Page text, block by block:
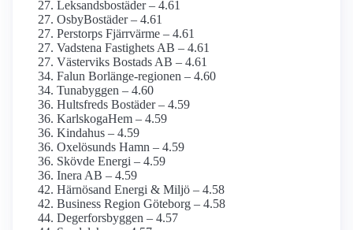
Leksandsbostäder – 4.61
OsbyBostäder – 4.61
Perstorps Fjärrvärme – 4.61
Vadstena Fastighets AB – 4.61
Västerviks Bostads AB – 4.61
Falun Borlänge-regionen – 4.60
Tunabyggen – 4.60
Hultsfreds Bostäder – 4.59
KarlskogaHem – 4.59
Kindahus – 4.59
Oxelösunds Hamn – 4.59
Skövde Energi – 4.59
Inera AB – 4.59
Härnösand Energi & Miljö – 4.58
Business Region Göteborg – 4.58
Degerforsbyggen – 4.57